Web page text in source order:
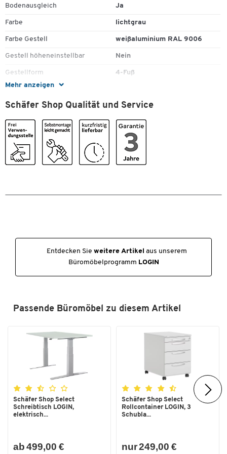
Mehr anzeigen
Bodenausgleich Ja
Farbe lichtgrau
Farbe Gestell weißaluminium RAL 9006
Gestell höheneinstellbar Nein
Gestellform 4-Fuß
Kabeldurchlass
Klappbar Nein
Lieferumfang Anstellschiebetürschrank
Material Spanplatte
Material Gestell Stahl
SCHÄFER Dekorsystem Ja
Verkettung
Breite [mm] 1600
Schäfer Shop Qualität und Service
Entdecken Sie weitere Artikel aus unserem
Büromöbelprogramm LOGIN
Passende Büromöbel zu diesem Artikel
Schäfer Shop Select
Schreibtisch LOGIN,
elektrisch...
ab 499,00 €
Schäfer Shop Select
Rollcontainer LOGIN, 3
Schubla...
nur 249,00 €